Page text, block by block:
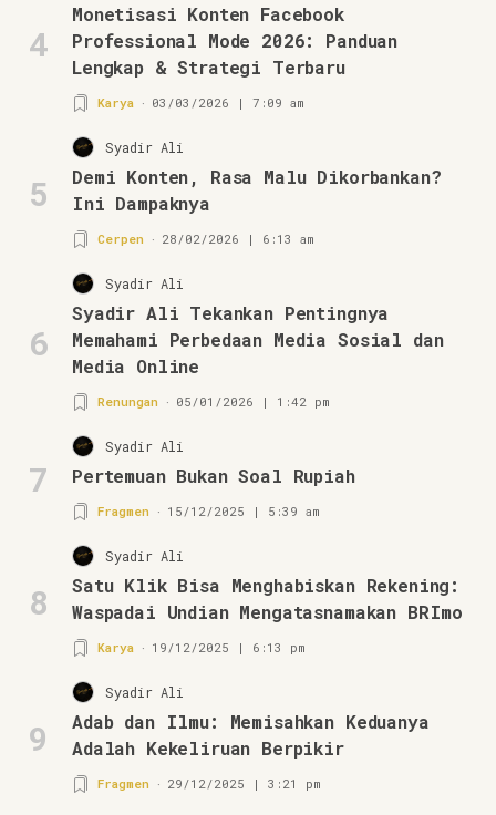
4
Monetisasi Konten Facebook
Professional Mode 2026: Panduan
Lengkap & Strategi Terbaru
Karya 03/03/2026 | 7:09 am
5
Syadir Ali
Demi Konten, Rasa Malu Dikorbankan?
Ini Dampaknya
Cerpen 28/02/2026 | 6:13 am
6
Syadir Ali
Syadir Ali Tekankan Pentingnya
Memahami Perbedaan Media Sosial dan
Media Online
Renungan 05/01/2026 | 1:42 pm
7
Syadir Ali
Pertemuan Bukan Soal Rupiah
Fragmen 15/12/2025 | 5:39 am
8
Syadir Ali
Satu Klik Bisa Menghabiskan Rekening:
Waspadai Undian Mengatasnamakan BRImo
Karya 19/12/2025 | 6:13 pm
9
Syadir Ali
Adab dan Ilmu: Memisahkan Keduanya
Adalah Kekeliruan Berpikir
Fragmen 29/12/2025 | 3:21 pm